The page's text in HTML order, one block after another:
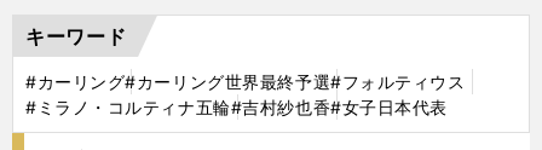
キーワード
#カーリング#カーリング世界最終予選#フォルティウス
#ミラノ・コルティナ五輪#吉村紗也香#女子日本代表